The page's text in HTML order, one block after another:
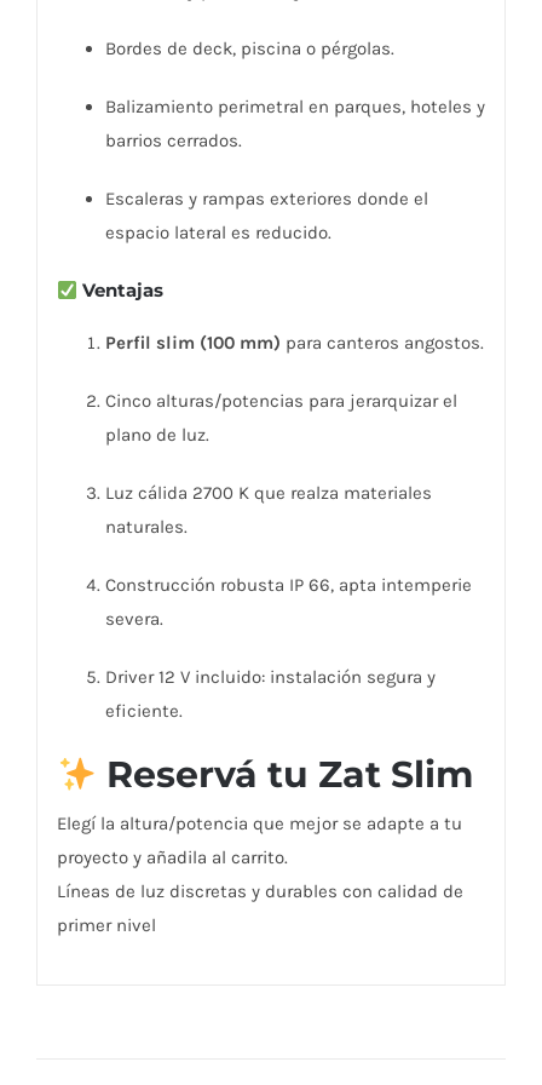
Bordes de deck, piscina o pérgolas.
Balizamiento perimetral en parques, hoteles y
barrios cerrados.
Escaleras y rampas exteriores donde el
espacio lateral es reducido.
Ventajas
Perfil slim (100 mm) para canteros angostos.
Cinco alturas/potencias para jerarquizar el
plano de luz.
Luz cálida 2700 K que realza materiales
naturales.
Construcción robusta IP 66, apta intemperie
severa.
Driver 12 V incluido: instalación segura y
eficiente.
Reservá tu Zat Slim
Elegí la altura/potencia que mejor se adapte a tu
proyecto y añadila al carrito.
Líneas de luz discretas y durables con calidad de
primer nivel